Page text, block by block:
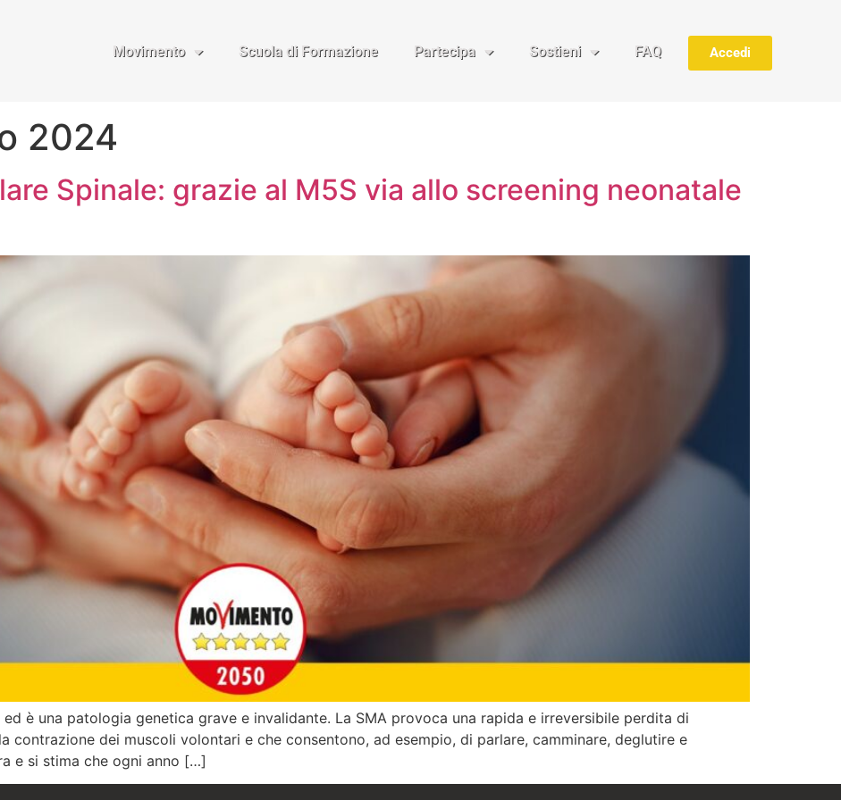
Movimento Scuola di Formazione Partecipa Sostieni FAQ Accedi
2024
Spinale: grazie al M5S via allo screening neonatale
ed è una patologia genetica grave e invalidante. La SMA provoca una rapida e irreversibile perdita di
contrazione dei muscoli volontari e che consentono, ad esempio, di parlare, camminare, deglutire e
e si stima che ogni anno […]